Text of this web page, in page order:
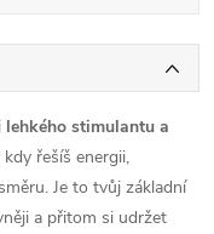
lehkého stimulantu a
řešíš energii,
Je to tvůj základní
a přitom si udržet